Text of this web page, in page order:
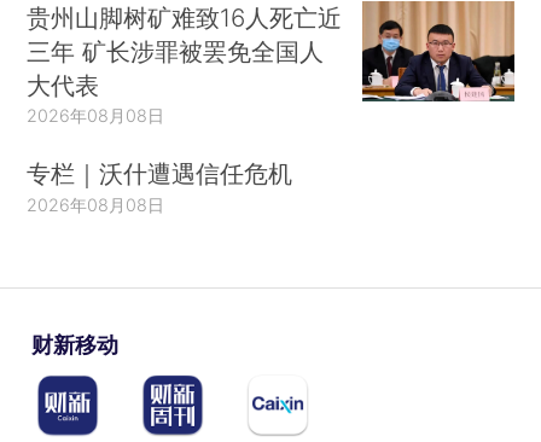
贵州山脚树矿难致16人死亡近
三年 矿长涉罪被罢免全国人
大代表
2026年08月08日
专栏｜沃什遭遇信任危机
2026年08月08日
财新移动